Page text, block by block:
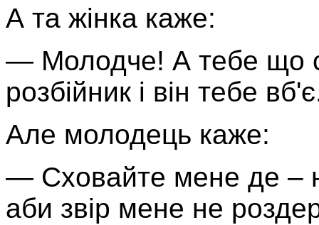
А та жінка каже:
— Молодче! А тебе що
розбійник і він тебе
Але молодець каже:
— Сховайте мене де –
аби звір мене не